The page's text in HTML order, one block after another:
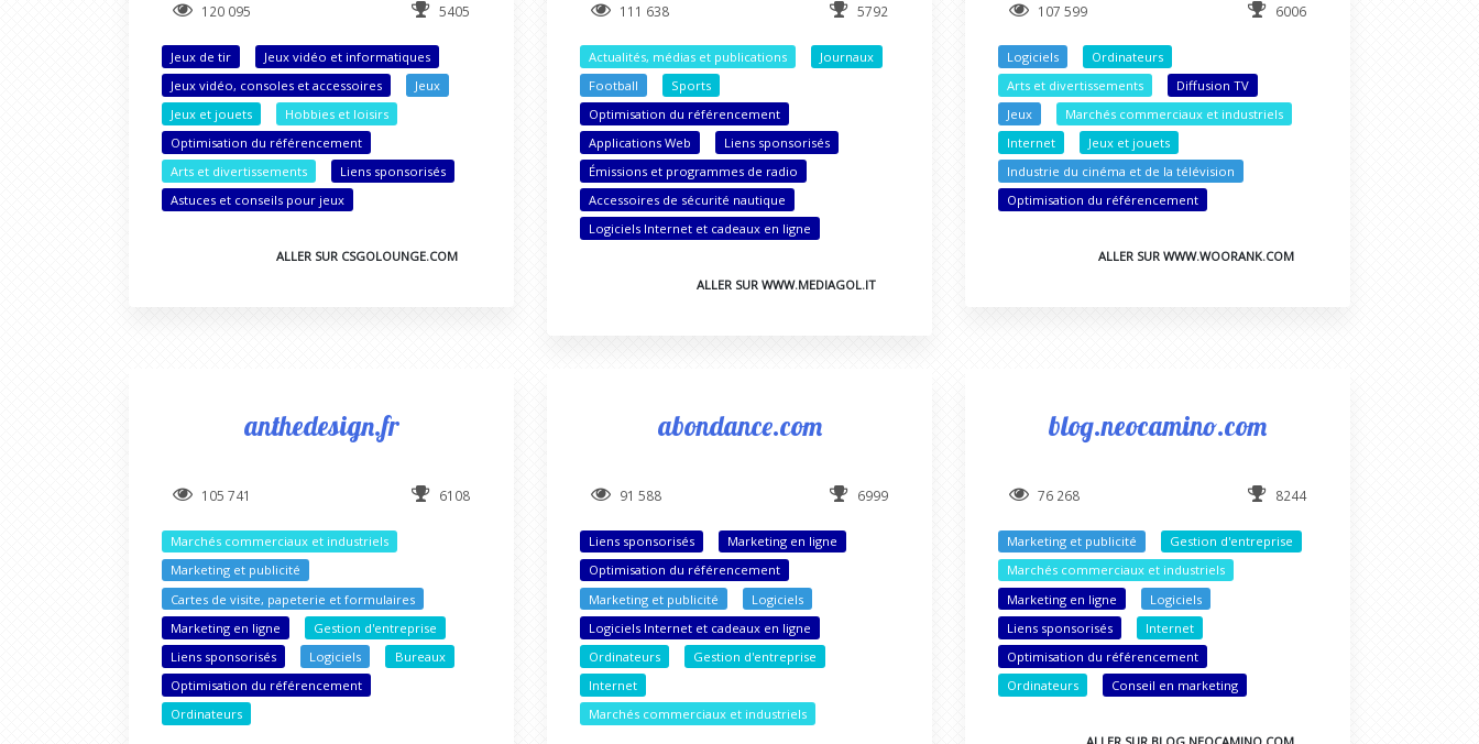
120 095 5405
Jeux de tir
Jeux vidéo et informatiques
Jeux vidéo, consoles et accessoires
Jeux
Jeux et jouets
Hobbies et loisirs
Optimisation du référencement
Arts et divertissements
Liens sponsorisés
Astuces et conseils pour jeux
ALLER SUR CSGOLOUNGE.COM
111 638 5792
Actualités, médias et publications
Journaux
Football
Sports
Optimisation du référencement
Applications Web
Liens sponsorisés
Émissions et programmes de radio
Accessoires de sécurité nautique
Logiciels Internet et cadeaux en ligne
ALLER SUR WWW.MEDIAGOL.IT
107 599 6006
Logiciels
Ordinateurs
Arts et divertissements
Diffusion TV
Jeux
Marchés commerciaux et industriels
Internet
Jeux et jouets
Industrie du cinéma et de la télévision
Optimisation du référencement
ALLER SUR WWW.WOORANK.COM
anthedesign.fr
105 741 6108
Marchés commerciaux et industriels
Marketing et publicité
Cartes de visite, papeterie et formulaires
Marketing en ligne
Gestion d'entreprise
Liens sponsorisés
Logiciels
Bureaux
Optimisation du référencement
Ordinateurs
abondance.com
91 588 6999
Liens sponsorisés
Marketing en ligne
Optimisation du référencement
Marketing et publicité
Logiciels
Logiciels Internet et cadeaux en ligne
Ordinateurs
Gestion d'entreprise
Internet
Marchés commerciaux et industriels
blog.neocamino.com
76 268 8244
Marketing et publicité
Gestion d'entreprise
Marchés commerciaux et industriels
Marketing en ligne
Logiciels
Liens sponsorisés
Internet
Optimisation du référencement
Ordinateurs
Conseil en marketing